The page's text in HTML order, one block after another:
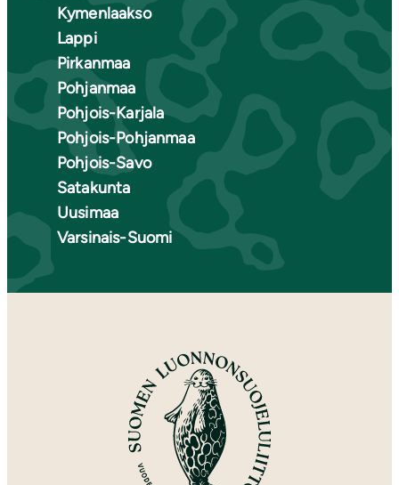
Kymenlaakso
Lappi
Pirkanmaa
Pohjanmaa
Pohjois-Karjala
Pohjois-Pohjanmaa
Pohjois-Savo
Satakunta
Uusimaa
Varsinais-Suomi